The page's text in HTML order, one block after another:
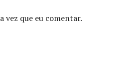
vez que eu comentar.